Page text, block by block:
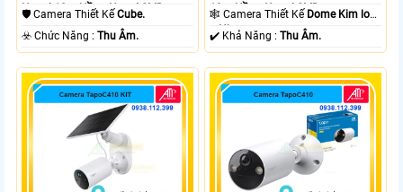
Ngoại 10m Hồng Ngoại SMD.
🛡 Camera Thiết KếCube.
️☣️ Chức Năng :Thu Âm.
10m Hồng Ngoại SMD.
🕸️ Camera Thiết Kế Dome Kim loại
+ Nhựa.
️✔️ Khả Năng :Thu Âm.